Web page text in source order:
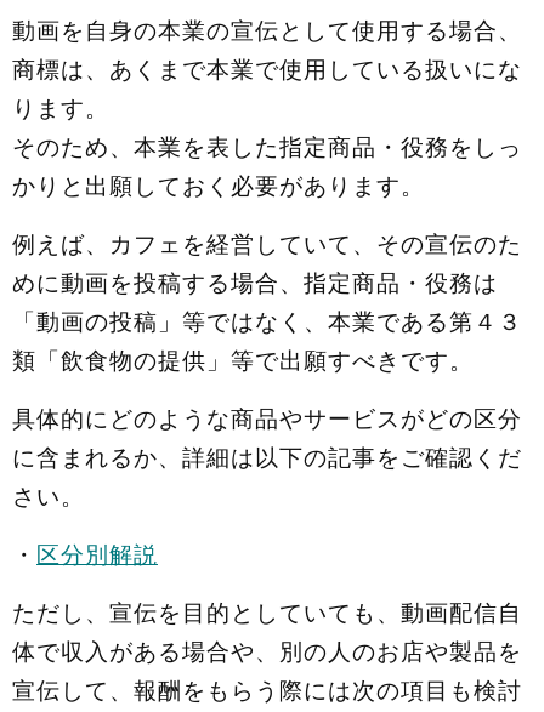
動画を自身の本業の宣伝として使用する場合、
商標は、あくまで本業で使用している扱いにな
ります。
そのため、本業を表した指定商品・役務をしっ
かりと出願しておく必要があります。
例えば、カフェを経営していて、その宣伝のた
めに動画を投稿する場合、指定商品・役務は
「動画の投稿」等ではなく、本業である第４３
類「飲食物の提供」等で出願すべきです。
具体的にどのような商品やサービスがどの区分
に含まれるか、詳細は以下の記事をご確認くだ
さい。
・ 区分別解説
ただし、宣伝を目的としていても、動画配信自
体で収入がある場合や、別の人のお店や製品を
宣伝して、報酬をもらう際には次の項目も検討